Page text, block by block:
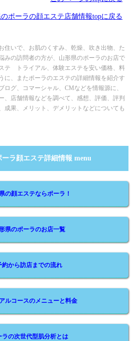
ポーラの顔エステ店舗情報topに戻る
住いで、お肌のくすみ、乾燥、吹き出物、た
みの訪問者の方が、山形県のポーラのお店で
テ トライアル、体験エステを安い価格、料
に、またポーラのエステの詳細情報を紹介す
ログ、コマーシャル、CMなどを情報源に、
、店舗情報などを調べて、感想、評価、評判
成果、メリット、デメリットなどについても
ーラ顔エステ詳細情報 menu
の顔エステならポーラ！
県のポーラのお店一覧
約から訪店までの流れ
アルコースのメニューと料金
ラの次世代型肌分析とは